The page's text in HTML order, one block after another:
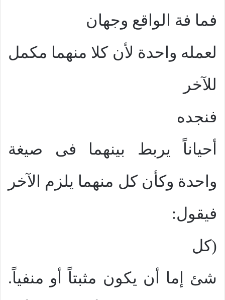
فما فة الواقع وجهان
لعمله واحدة لأن كلا منهما مكمل
للآخر
فنجده
أحياناً يربط بينهما فى صيغة
واحدة وكأن كل منهما يلزم الآخر
فيقول:
(كل
شئ إما أن يكون مثبتاً أو منفياً.